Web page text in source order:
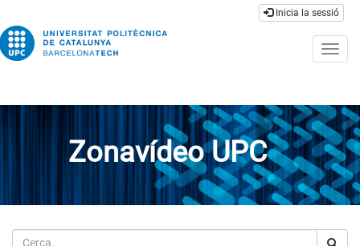
Inicia la sessió
Zonavídeo UPC
Cerca